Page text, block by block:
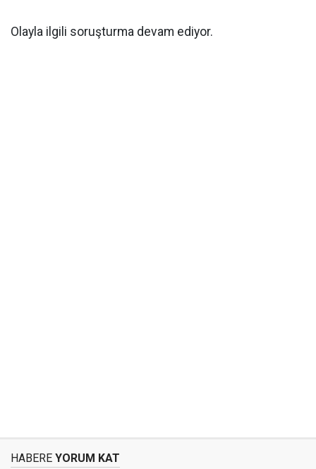
Olayla ilgili soruşturma devam ediyor.
HABERE YORUM KAT